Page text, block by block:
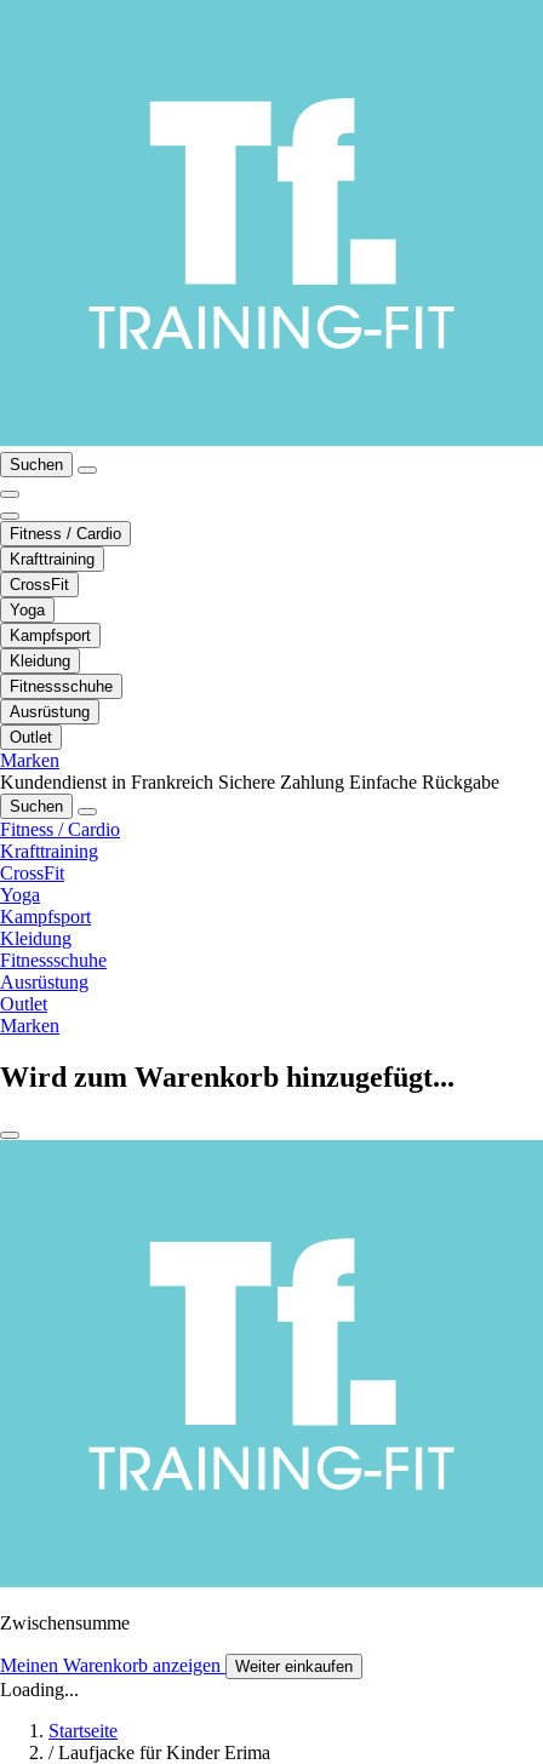
Suchen
Fitness / Cardio
Krafttraining
CrossFit
Yoga
Kampfsport
Kleidung
Fitnessschuhe
Ausrüstung
Outlet
Marken
Kundendienst in Frankreich Sichere Zahlung Einfache Rückgabe
Suchen
Fitness / Cardio
Krafttraining
CrossFit
Yoga
Kampfsport
Kleidung
Fitnessschuhe
Ausrüstung
Outlet
Marken
Wird zum Warenkorb hinzugefügt...
Zwischensumme
Meinen Warenkorb anzeigen Weiter einkaufen
Loading...
Startseite
/ Laufjacke für Kinder Erima